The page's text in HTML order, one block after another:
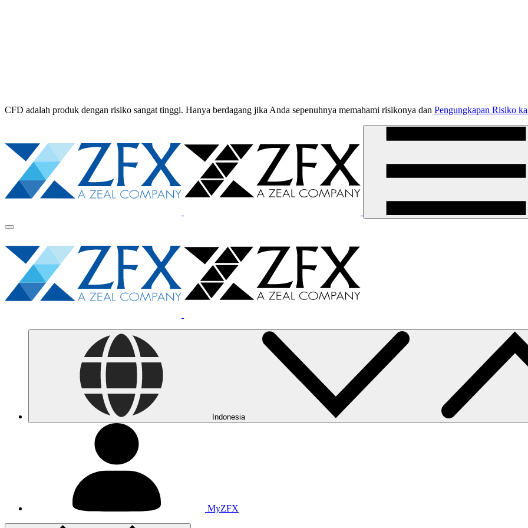
CFD adalah produk dengan risiko sangat tinggi. Hanya berdagang jika Anda sepenuhnya memahami risikonya dan Pengungkapan Risiko
Indonesia
MyZFX